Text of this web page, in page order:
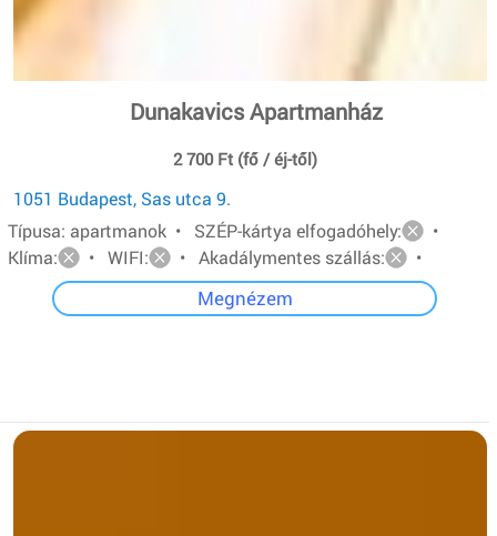
Dunakavics Apartmanház
2 700 Ft (fő / éj-től)
1051 Budapest, Sas utca 9.
Típusa: apartmanok • SZÉP-kártya elfogadóhely:
•
Klíma:
• WIFI: • Akadálymentes szállás: •
Megnézem